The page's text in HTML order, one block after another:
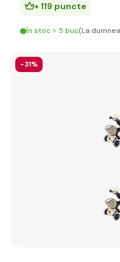
+ 119 puncte
În stoc > 5 buc(La
-31%